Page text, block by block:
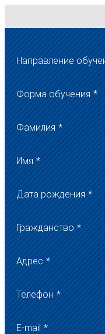
Направление
Форма обучения *
Фамилия *
Имя *
Дата рождения *
Гражданство *
Адрес *
Телефон *
E-mail *